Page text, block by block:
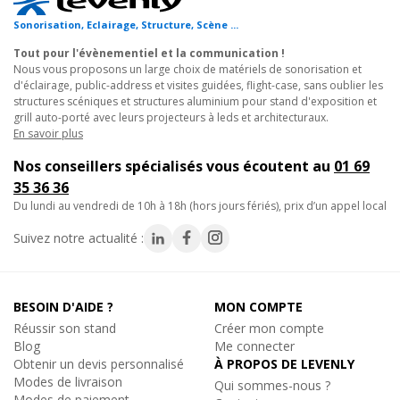
- Molette de serrage ergonomique permettant de supprimer le
jeu dans le mât.
- Idéal pour les prestataires évènementiels, animateurs en
discomobiles, ou spectacles et show DJs !
Caractéristiques techniques :
- Matière : Acier traité
- Finition électro-zinguée et peinture époxy noire
- Haut de mât : diamètre 35 mm
- Treuil : Anti-retour auto-freiné à engrenage
- Charge Maximale : 80 kg
- Envergure maximale au sol : 1m22
- Longueur plié : 1,59 mètre
- Poids : 23 kg
Sonorisation, Eclairage, Structure, Scène ...
Tout pour l'évènementiel et la communication !
Nous vous proposons un large choix de matériels de sonorisation et
d'éclairage, public-address et visites guidées, flight-case, sans oublier les
structures scéniques et structures aluminium pour stand d'exposition et
grill auto-porté avec leurs projecteurs à leds et architecturaux.
En savoir plus
Nos conseillers spécialisés vous écoutent au 01 69
35 36 36
du lundi au vendredi de 10h à 18h (hors jours fériés), prix d’un appel local
Suivez notre actualité :
BESOIN D'AIDE ?
Réussir son stand
Blog
Obtenir un devis personnalisé
Modes de livraison
MON COMPTE
Créer mon compte
Me connecter
À PROPOS DE LEVENLY
Qui sommes-nous ?